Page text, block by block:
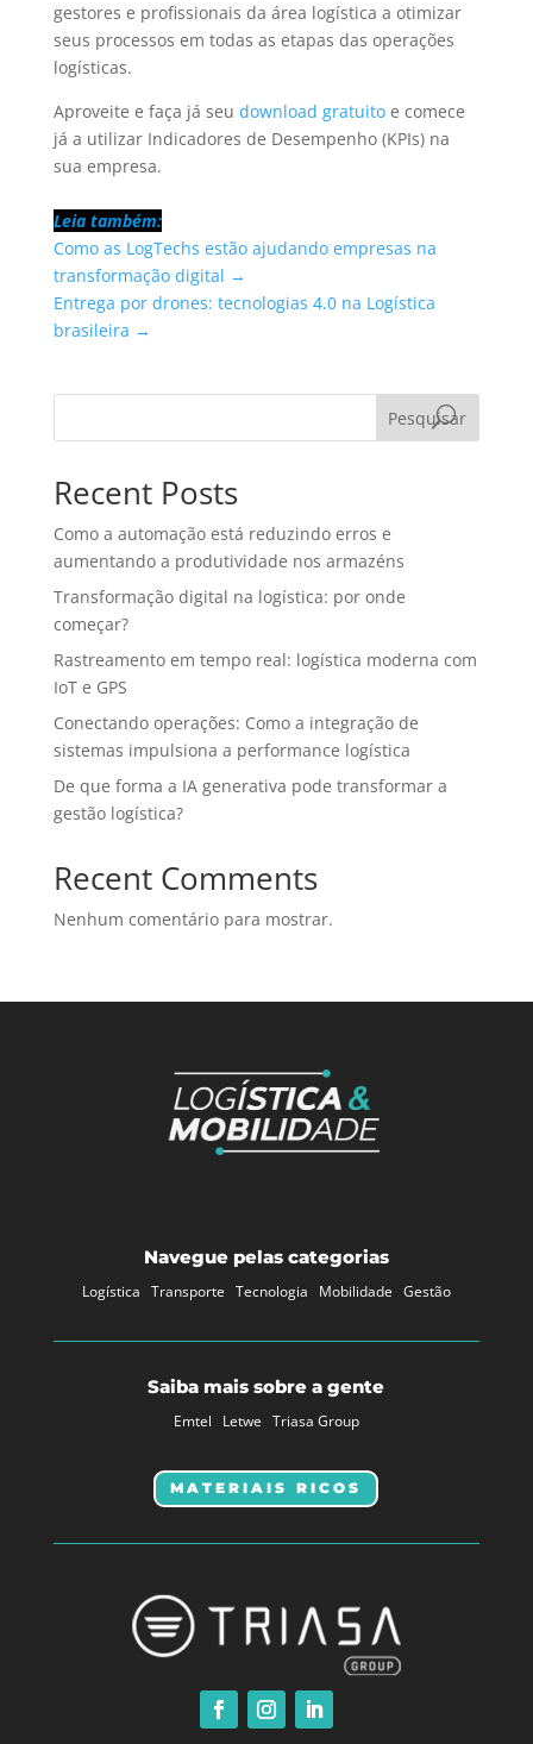
gestores e profissionais da área logística a otimizar
seus processos em todas as etapas das operações
logísticas.
Aproveite e faça já seu download gratuitoe comece
já a utilizar Indicadores de Desempenho (KPIs) na
sua empresa.
Leia também:
Como as LogTechs estão ajudando empresas na
transformação digital →
Entrega por drones: tecnologias 4.0 na Logística
brasileira →
Pesquisar
Recent Posts
Como a automação está reduzindo erros e
aumentando a produtividade nos armazéns
Transformação digital na logística: por onde
começar?
Rastreamento em tempo real: logística moderna com
IoT e GPS
Conectando operações: Como a integração de
sistemas impulsiona a performance logística
De que forma a IA generativa pode transformar a
gestão logística?
Recent Comments
Nenhum comentário para mostrar.
Navegue pelas categorias
Logística Transporte Tecnologia Mobilidade Gestão
Saiba mais sobre a gente
Emtel Letwe Triasa Group
MATERIAIS RICOS